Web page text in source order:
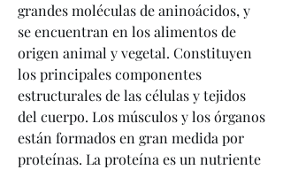
grandes moléculas de aninoácidos, y
se encuentran en los alimentos de
origen animal y vegetal. Constituyen
los principales componentes
estructurales de las células y tejidos
del cuerpo. Los músculos y los órganos
están formados en gran medida por
proteínas. La proteína es un nutriente